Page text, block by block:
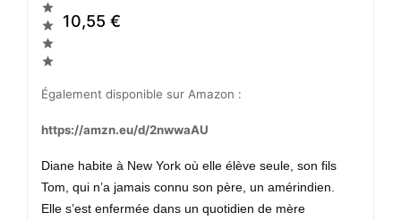




10,55 €
Également disponible sur Amazon :
https://amzn.eu/d/2nwwaAU
Diane habite à New York où elle élève seule, son fils
Tom, qui n’a jamais connu son père, un amérindien.
Elle s’est enfermée dans un quotidien de mère